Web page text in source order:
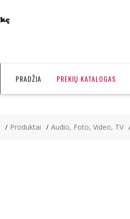
PRADŽIA PREKIŲ KATALOGAS
Produktai Audio, Foto, Video, TV